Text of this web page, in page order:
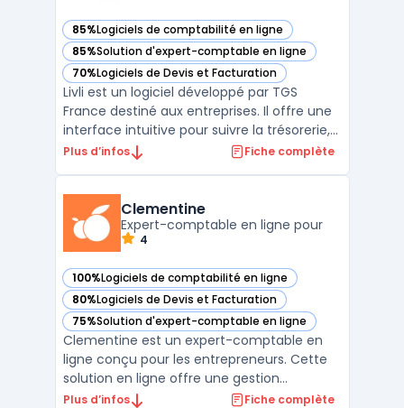
85%Logiciels de comptabilité en ligne
— voir Livli dans cette catégorie
85%Solution d'expert-comptable en ligne
— voir Livli dans cette catégorie
70%Logiciels de Devis et Facturation
— voir Livli dans cette catégorie
Livli est un logiciel développé par TGS
France destiné aux entreprises. Il offre une
interface intuitive pour suivre la trésorerie,
gérer les factures et avoir une vision claire
propose une assistance en ligne. Les en ...
Plus d’infos Fiche complète
Clementine
Expert-comptable en ligne pour
4
100%Logiciels de comptabilité en ligne
— voir Clementine dans cette catégorie
80%Logiciels de Devis et Facturation
— voir Clementine dans cette catégorie
75%Solution d'expert-comptable en ligne
— voir Clementine dans cette catégorie
Clementine est un expert-comptable en
ligne conçu pour les entrepreneurs. Cette
solution en ligne offre une gestion
comptable simplifiée, permettant la
Plus d’infos Fiche complète